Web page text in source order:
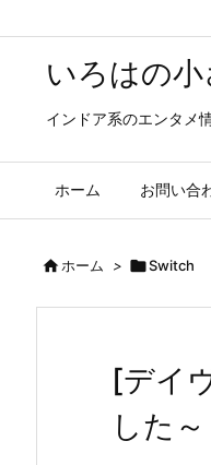
いろはの
インドア系のエンタメ
ホーム お問い合
ホーム > Switch
[デイ
した～